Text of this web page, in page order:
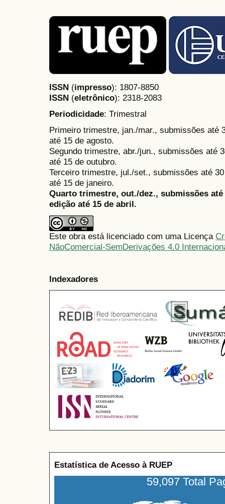
ISSN (impresso): 1807-8850
ISSN (eletrônico): 2318-2083
Periodicidade: Trimestral
Primeiro trimestre, jan./mar., submissões até
até 15 de agosto.
Segundo trimestre, abr./jun., submissões até
até 15 de outubro.
Terceiro trimestre, jul./set., submissões até
até 15 de janeiro.
Quarto trimestre, out./dez., submissões
edição até 15 de abril.
Este obra está licenciado com uma Licença
NãoComercial-SemDerivações 4.0
Indexadores
Estatística de Acesso à RUEP
59,097 Total